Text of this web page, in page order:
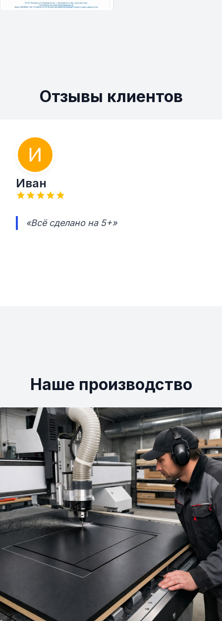
Отзывы клиентов
Иван
«Всё сделано на 5+»
Наше производство